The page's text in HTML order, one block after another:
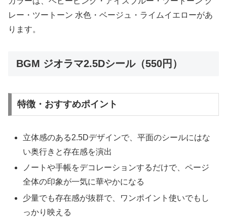
レー・ツートーン 水色・ベージュ・ライムイエローがあ
ります。
BGM ジオラマ2.5Dシール（550円）
特徴・おすすめポイント
立体感のある2.5Dデザインで、平面のシールにはな
い奥行きと存在感を演出
ノートや手帳をデコレーションするだけで、ページ
全体の印象が一気に華やかになる
少量でも存在感が抜群で、ワンポイント使いでもし
っかり映える